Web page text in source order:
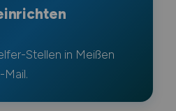
Stellen in Meißen
Mail.